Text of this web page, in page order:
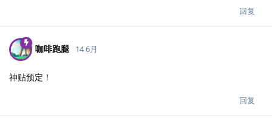
回复
咖啡跑腿 14 6月
神贴预定！
回复